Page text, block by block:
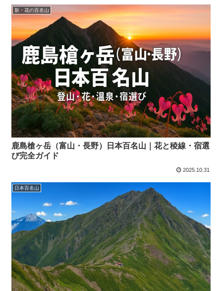
新・花の百名山
鹿島槍ヶ岳（富山・長野）日本百名山｜花と稜線・宿選
び完全ガイド
2025.10.31
日本百名山